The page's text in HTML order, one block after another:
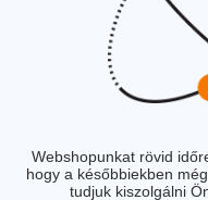
Webshopunkat rövid
hogy a későbbiekben
tudjuk kiszolgálni